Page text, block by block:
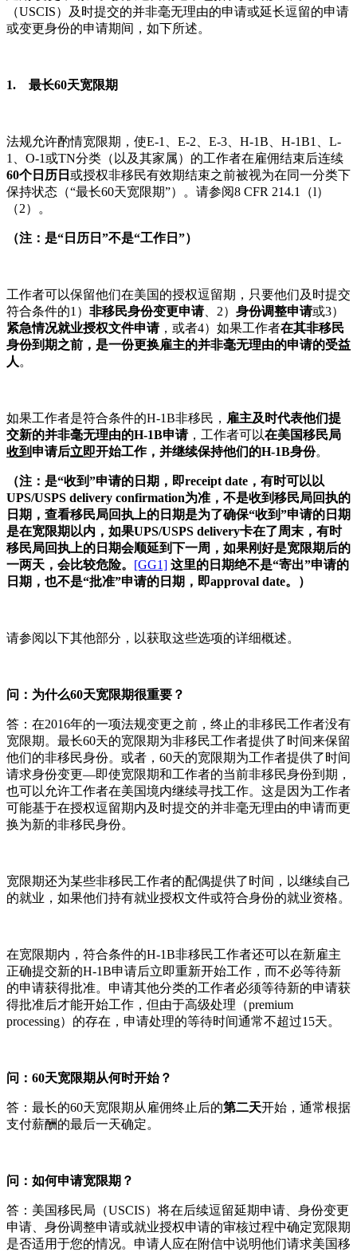
（USCIS）及时提交的并非毫无理由的申请或延长逗留的申请
或变更身份的申请期间，如下所述。
1. 最长60天宽限期
法规允许酌情宽限期，使E-1、E-2、E-3、H-1B、H-1B1、L-
1、O-1或TN分类（以及其家属）的工作者在雇佣结束后连续
60个日历日 或授权非移民有效期结束之前被视为在同一分类下
保持状态（“最长60天宽限期”）。请参阅8 CFR 214.1（l）
（2）。
（注：是“日历日”不是“工作日”）
工作者可以保留他们在美国的授权逗留期，只要他们及时提交
符合条件的1） 非移民身份变更申请、2） 身份调整申请或3）
紧急情况就业授权文件申请，或者4）如果工作者在其非移民
身份到期之前，是一份更换雇主的并非毫无理由的申请的受益
人 。
如果工作者是符合条件的H-1B非移民， 雇主及时代表他们提
交新的并非毫无理由的H-1B申请，工作者可以在美国移民局
收到 申请后立即开始工作，并继续保持他们的H-1B身份。
（注：是“收到”申请的日期，即receipt date，有时可以以
UPS/USPS delivery confirmation为准，不是收到移民局回执的
日期，查看移民局回执上的日期是为了确保“收到”申请的日期
是在宽限期以内，如果UPS/USPS delivery卡在了周末，有时
移民局回执上的日期会顺延到下一周，如果刚好是宽限期后的
一两天，会比较危险。 [GG1] 这里的日期绝不是“寄出”申请的
日期，也不是“批准”申请的日期，即approval date。）
请参阅以下其他部分，以获取这些选项的详细概述。
问：为什么60天宽限期很重要？
答：在2016年的一项法规变更之前，终止的非移民工作者没有
宽限期。最长60天的宽限期为非移民工作者提供了时间来保留
他们的非移民身份。或者，60天的宽限期为工作者提供了时间
请求身份变更—即使宽限期和工作者的当前非移民身份到期，
也可以允许工作者在美国境内继续寻找工作。这是因为工作者
可能基于在授权逗留期内及时提交的并非毫无理由的申请而更
换为新的非移民身份。
宽限期还为某些非移民工作者的配偶提供了时间，以继续自己
的就业，如果他们持有就业授权文件或符合身份的就业资格。
在宽限期内，符合条件的H-1B非移民工作者还可以在新雇主
正确提交新的H-1B申请后立即重新开始工作，而不必等待新
的申请获得批准。申请其他分类的工作者必须等待新的申请获
得批准后才能开始工作，但由于高级处理（premium
processing）的存在，申请处理的等待时间通常不超过15天。
问：60天宽限期从何时开始？
答：最长的60天宽限期从雇佣终止后的第二天开始，通常根据
支付薪酬的最后一天确定。
问：如何申请宽限期？
答：美国移民局（USCIS）将在后续逗留延期申请、身份变更
申请、身份调整申请或就业授权申请的审核过程中确定宽限期
是否适用于您的情况。申请人应在附信中说明他们请求美国移